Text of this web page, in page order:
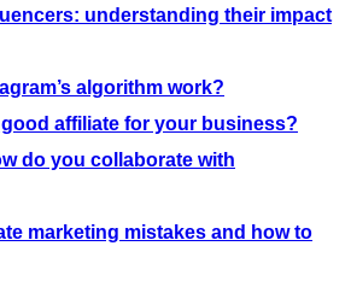
understanding their impact
algorithm work?
affiliate for your business?
do you collaborate with
marketing mistakes and how to